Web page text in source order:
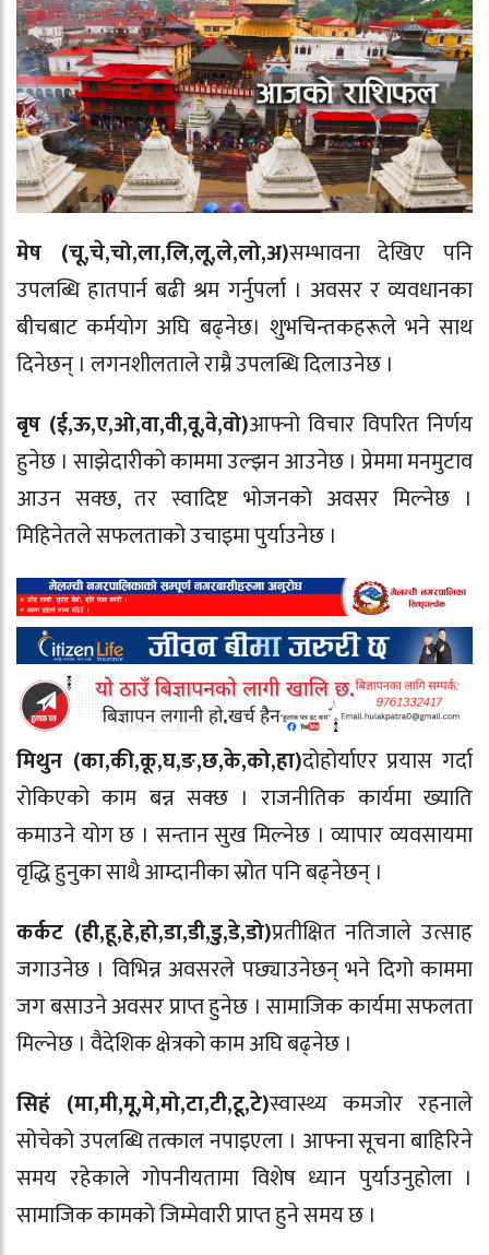
मेष (चू,चे,चो,ला,लि,लू,ले,लो,अ)सम्भावना देखिए पनि
उपलब्धि हातपार्न बढी श्रम गर्नुपर्ला । अवसर र व्यवधानका
बीचबाट कर्मयोग अघि बढ्नेछ। शुभचिन्तकहरूले भने साथ
दिनेछन् । लगनशीलताले राम्रै उपलब्धि दिलाउनेछ ।
बृष (ई,ऊ,ए,ओ,वा,वी,वू,वे,वो)आफ्नो विचार विपरित निर्णय
हुनेछ । साझेदारीको काममा उल्झन आउनेछ । प्रेममा मनमुटाव
आउन सक्छ, तर स्वादिष्ट भोजनको अवसर मिल्नेछ ।
मिहिनेतले सफलताको उचाइमा पुर्याउनेछ ।
मिथुन (का,की,कू,घ,ङ,छ,के,को,हा)दोहोर्याएर प्रयास गर्दा
रोकिएको काम बन्न सक्छ । राजनीतिक कार्यमा ख्याति
कमाउने योग छ । सन्तान सुख मिल्नेछ । व्यापार व्यवसायमा
वृद्धि हुनुका साथै आम्दानीका स्रोत पनि बढ्नेछन् ।
कर्कट (ही,हू,हे,हो,डा,डी,डु,डे,डो)प्रतीक्षित नतिजाले उत्साह
जगाउनेछ । विभिन्न अवसरले पछ्याउनेछन् भने दिगो काममा
जग बसाउने अवसर प्राप्त हुनेछ । सामाजिक कार्यमा सफलता
मिल्नेछ । वैदेशिक क्षेत्रको काम अघि बढ्नेछ ।
सिहं (मा,मी,मू,मे,मो,टा,टी,टू,टे)स्वास्थ्य कमजोर रहनाले
सोचेको उपलब्धि तत्काल नपाइएला । आफ्ना सूचना बाहिरिने
समय रहेकाले गोपनीयतामा विशेष ध्यान पुर्याउनुहोला ।
सामाजिक कामको जिम्मेवारी प्राप्त हुने समय छ ।